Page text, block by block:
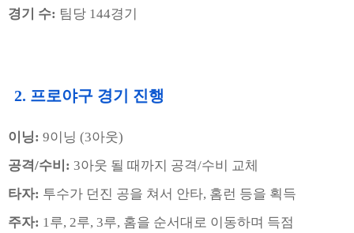
경기 수: 팀당 144경기
2. 프로야구 경기 진행
이닝: 9이닝 (3아웃)
공격/수비: 3아웃 될 때까지 공격/수비 교체
타자: 투수가 던진 공을 쳐서 안타, 홈런 등을 획득
주자: 1루, 2루, 3루, 홈을 순서대로 이동하며 득점